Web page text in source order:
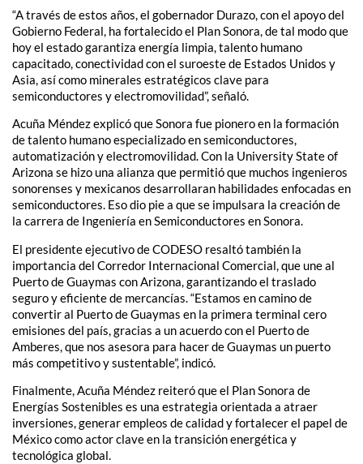
“A través de estos años, el gobernador Durazo, con el apoyo del
Gobierno Federal, ha fortalecido el Plan Sonora, de tal modo que
hoy el estado garantiza energía limpia, talento humano
capacitado, conectividad con el suroeste de Estados Unidos y
Asia, así como minerales estratégicos clave para
semiconductores y electromovilidad”, señaló.
Acuña Méndez explicó que Sonora fue pionero en la formación
de talento humano especializado en semiconductores,
automatización y electromovilidad. Con la University State of
Arizona se hizo una alianza que permitió que muchos ingenieros
sonorenses y mexicanos desarrollaran habilidades enfocadas en
semiconductores. Eso dio pie a que se impulsara la creación de
la carrera de Ingeniería en Semiconductores en Sonora.
El presidente ejecutivo de CODESO resaltó también la
importancia del Corredor Internacional Comercial, que une al
Puerto de Guaymas con Arizona, garantizando el traslado
seguro y eficiente de mercancías. “Estamos en camino de
convertir al Puerto de Guaymas en la primera terminal cero
emisiones del país, gracias a un acuerdo con el Puerto de
Amberes, que nos asesora para hacer de Guaymas un puerto
más competitivo y sustentable”, indicó.
Finalmente, Acuña Méndez reiteró que el Plan Sonora de
Energías Sostenibles es una estrategia orientada a atraer
inversiones, generar empleos de calidad y fortalecer el papel de
México como actor clave en la transición energética y
tecnológica global.